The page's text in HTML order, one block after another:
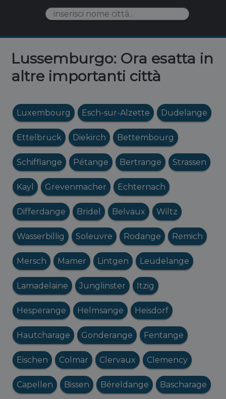
Lussemburgo: Ora esatta in
altre importanti città
Luxembourg Esch-sur-Alzette Dudelange
Ettelbruck Diekirch Bettembourg
Schifflange Pétange Bertrange Strassen
Kayl Grevenmacher Echternach
Differdange Bridel Belvaux Wiltz
Wasserbillig Soleuvre Rodange Remich
Mersch Mamer Lintgen Leudelange
Lamadelaine Junglinster Itzig
Hesperange Helmsange Heisdorf
Hautcharage Gonderange Fentange
Eischen Colmar Clervaux Clemency
Capellen Bissen Béreldange Bascharage